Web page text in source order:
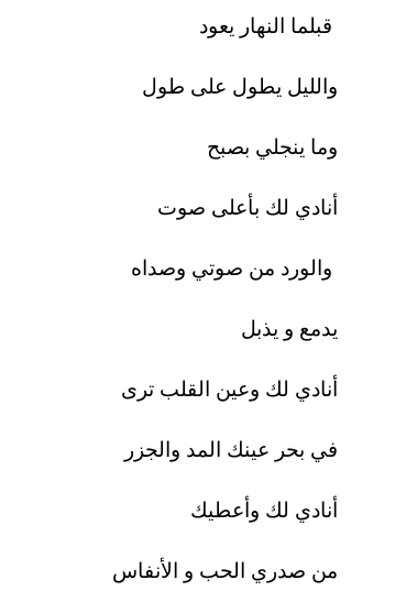
قبلما النهار يعود
والليل يطول على طول
وما ينجلي بصبح
أنادي لك بأعلى صوت
والورد من صوتي وصداه
يدمع و يذبل
أنادي لك وعين القلب ترى
في بحر عينك المد والجزر
أنادي لك وأعطيك
من صدري الحب و الأنفاس